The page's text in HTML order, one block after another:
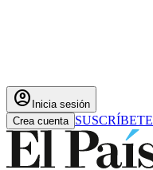
account_circle Inicia sesión
Crea cuenta SUSCRÍBETE